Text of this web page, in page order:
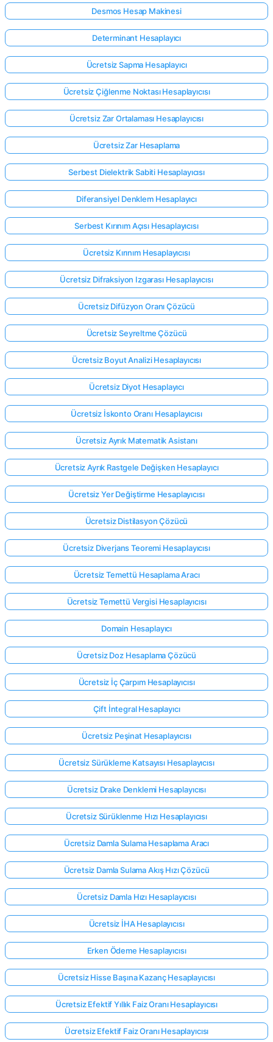
yap!
Desmos Hesap Makinesi
Determinant Hesaplayıcı
Ücretsiz Sapma Hesaplayıcı
Ücretsiz Çiğlenme Noktası Hesaplayıcısı
Ücretsiz Zar Ortalaması Hesaplayıcısı
Ücretsiz Zar Hesaplama
Serbest Dielektrik Sabiti Hesaplayıcısı
Diferansiyel Denklem Hesaplayıcı
Serbest Kırınım Açısı Hesaplayıcısı
Ücretsiz Kırınım Hesaplayıcısı
Ücretsiz Difraksiyon Izgarası Hesaplayıcısı
Ücretsiz Difüzyon Oranı Çözücü
Ücretsiz Seyreltme Çözücü
Ücretsiz Boyut Analizi Hesaplayıcısı
Ücretsiz Diyot Hesaplayıcı
Ücretsiz İskonto Oranı Hesaplayıcısı
Ücretsiz Ayrık Matematik Asistanı
Ücretsiz Ayrık Rastgele Değişken Hesaplayıcı
Ücretsiz Yer Değiştirme Hesaplayıcısı
Ücretsiz Distilasyon Çözücü
Ücretsiz Diverjans Teoremi Hesaplayıcısı
Ücretsiz Temettü Hesaplama Aracı
Ücretsiz Temettü Vergisi Hesaplayıcısı
Domain Hesaplayıcı
Ücretsiz Doz Hesaplama Çözücü
Ücretsiz İç Çarpım Hesaplayıcısı
Çift İntegral Hesaplayıcı
Ücretsiz Peşinat Hesaplayıcısı
Ücretsiz Sürükleme Katsayısı Hesaplayıcısı
Ücretsiz Drake Denklemi Hesaplayıcısı
Ücretsiz Sürüklenme Hızı Hesaplayıcısı
Ücretsiz Damla Sulama Hesaplama Aracı
Ücretsiz Damla Sulama Akış Hızı Çözücü
Ücretsiz Damla Hızı Hesaplayıcısı
Ücretsiz İHA Hesaplayıcısı
Erken Ödeme Hesaplayıcısı
Ücretsiz Hisse Başına Kazanç Hesaplayıcısı
Ücretsiz Efektif Yıllık Faiz Oranı Hesaplayıcısı
Ücretsiz Efektif Faiz Oranı Hesaplayıcısı